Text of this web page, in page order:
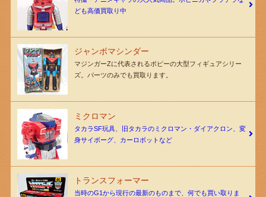
ども高価買取り中
ジャンボマシンダー
マジンガーZに代表されるポピーの大型フィギュアシリー
ズ。パーツのみでも買取ります。
ミクロマン
タカラSF玩具、旧タカラのミクロマン・ダイアクロン、変
身サイボーグ、カーロボットなど
トランスフォーマー
当時のG1から現行の最新のものまで、何でも買い取りま